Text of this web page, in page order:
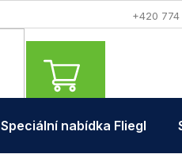
+420
NÁKUPNÍ
KOŠÍK
Speciální nabídka Fliegl